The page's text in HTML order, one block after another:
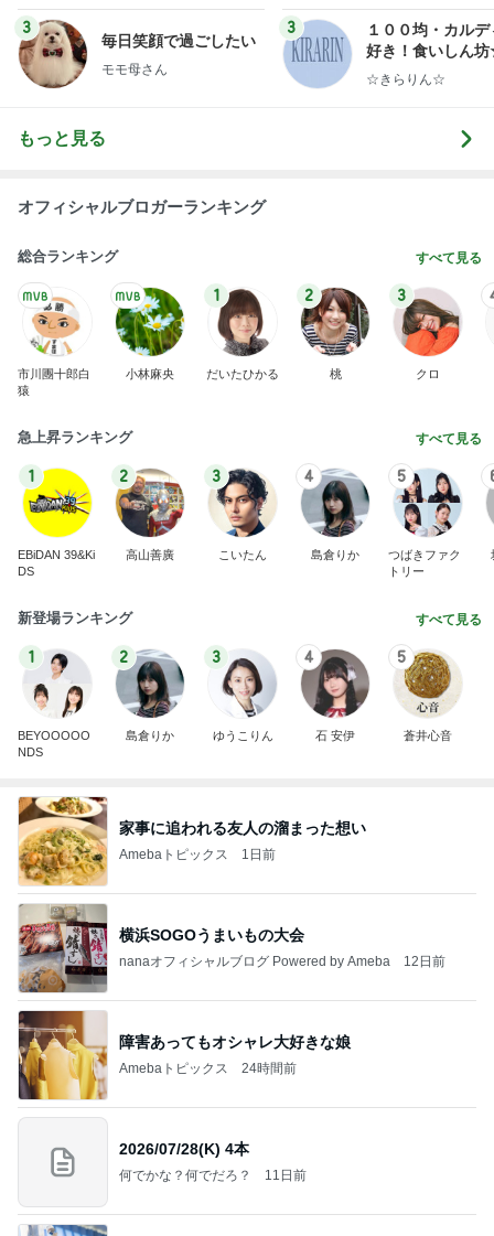
3
毎日笑顔で過ごしたい
モモ母さん
3
１００均・カルデ
好き！食いしん
らりん☆のブログ
☆きらりん☆
もっと見る
オフィシャルブロガーランキング
総合ランキング すべて見る
市川團十郎白
猿
小林麻央
1
だいたひかる
2
桃
3
クロ
急上昇ランキング すべて見る
1
EBiDAN 39&Ki
DS
2
高山善廣
3
こいたん
4
島倉りか
5
つばきファク
トリー
新登場ランキング すべて見る
1
BEYOOOOO
NDS
2
島倉りか
3
ゆうこりん
4
石 安伊
5
蒼井心音
家事に追われる友人の溜まった想い
Amebaトピックス 1日前
横浜SOGOうまいもの大会
nanaオフィシャルブログ Powered by Ameba 12日前
障害あってもオシャレ大好きな娘
Amebaトピックス 24時間前
2026/07/28(K) 4本
何でかな？何でだろ？ 11日前